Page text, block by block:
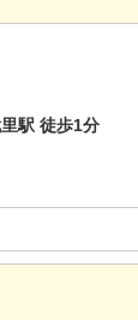
駅 徒歩1分